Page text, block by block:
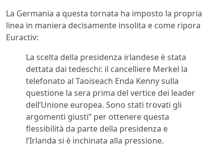
La Germania a questa tornata ha imposto la propria
linea in maniera decisamente insolita e come ripora
Euractiv:
La scelta della presidenza irlandese è stata
dettata dai tedeschi: il cancelliere Merkel la
telefonato al Taoiseach Enda Kenny sulla
questione la sera prima del vertice dei leader
dell’Unione europea. Sono stati trovati gli
argomenti giusti” per ottenere questa
flessibilità da parte della presidenza e
l’Irlanda si è inchinata alla pressione.